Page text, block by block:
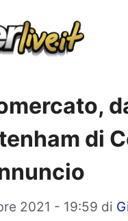
di
2021 - 19:59 di